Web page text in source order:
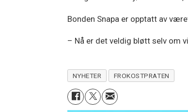
Bonden Snapa er opptatt av
– Nå er det veldig bløtt selv om
NYHETER FROKOSTPRATEN